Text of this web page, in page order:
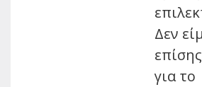
Δεν
για το